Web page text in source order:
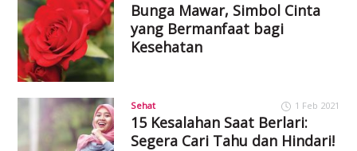
Bunga Mawar, Simbol Cinta
yang Bermanfaat bagi
Kesehatan
Sehat 1 Feb 2021
15 Kesalahan Saat Berlari:
Segera Cari Tahu dan Hindari!